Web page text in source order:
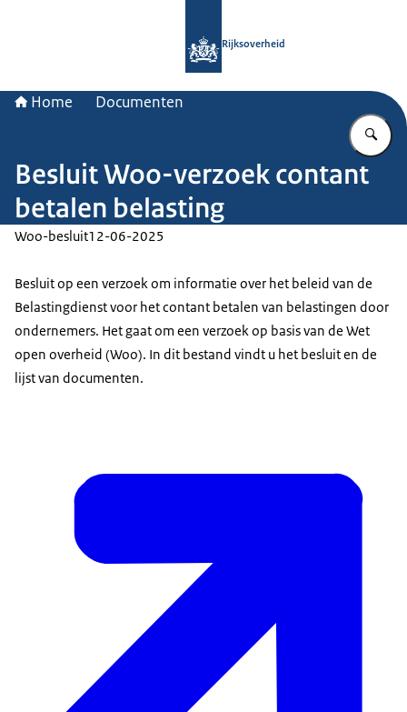
Rijksoverheid
Home Documenten
Besluit Woo-verzoek contant
betalen belasting
Woo-besluit12-06-2025
Besluit op een verzoek om informatie over het beleid van de
Belastingdienst voor het contant betalen van belastingen door
ondernemers. Het gaat om een verzoek op basis van de Wet
open overheid (Woo). In dit bestand vindt u het besluit en de
lijst van documenten.